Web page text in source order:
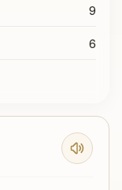
9
6